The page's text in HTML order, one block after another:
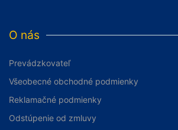
O nás
Prevádzkovateľ
Všeobecné obchodné podmienky
Reklamačné podmienky
Odstúpenie od zmluvy